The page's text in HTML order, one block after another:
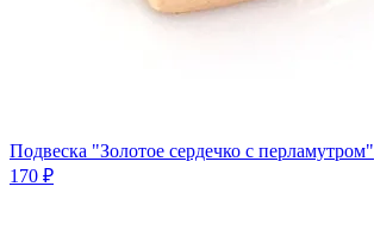
Подвеска "Золотое сердечко с перламутром"
170 ₽